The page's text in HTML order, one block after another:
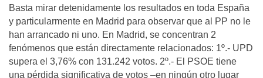
Basta mirar detenidamente los resultados en toda España
y particularmente en Madrid para observar que al PP no le
han arrancado ni uno. En Madrid, se concentran 2
fenómenos que están directamente relacionados: 1º.- UPD
supera el 3,76% con 131.242 votos. 2º.- El PSOE tiene
una pérdida significativa de votos –en ningún otro lugar